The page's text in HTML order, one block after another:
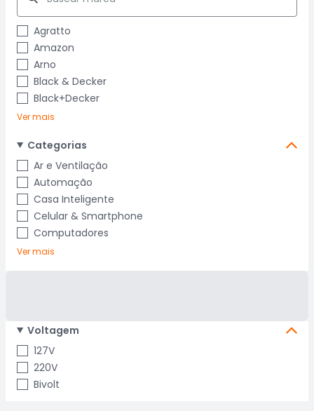
Agratto
Amazon
Arno
Black & Decker
Black+Decker
Ver mais
Categorias
Ar e Ventilação
Automação
Casa Inteligente
Celular & Smartphone
Computadores
Ver mais
Voltagem
127V
220V
Bivolt